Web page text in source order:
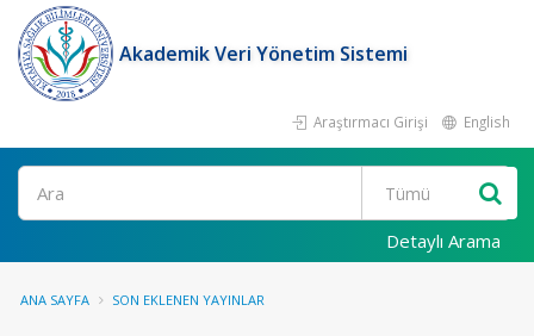
Akademik Veri Yönetim Sistemi
Araştırmacı Girişi English
Ara
Detaylı Arama
ANA SAYFA SON EKLENEN YAYINLAR